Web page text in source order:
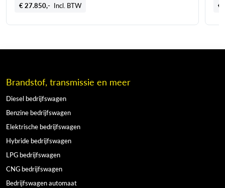
€ 27.850,- Incl. BTW €
Brandstof, transmissie en meer
Diesel bedrijfswagen
Benzine bedrijfswagen
Elektrische bedrijfswagen
Hybride bedrijfswagen
LPG bedrijfswagen
CNG bedrijfswagen
Bedrijfswagen automaat